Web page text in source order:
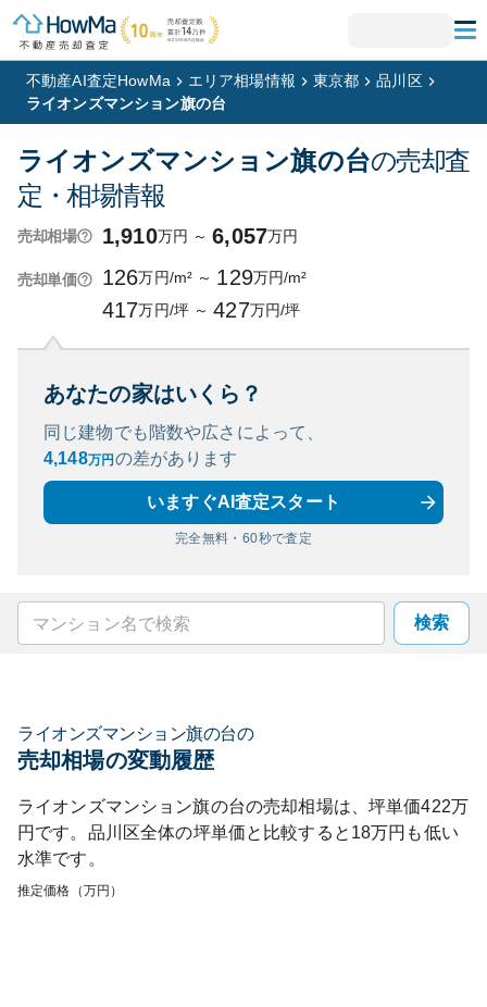
不動産AI査定HowMa エリア相場情報 東京都
品川区
ライオンズマンション旗の台
ライオンズマンション旗の台の売却査
定・相場情報
売却相場 1,910万円 ～ 6,057万円
売却単価 126万円/m² ～ 129万円/m²
417万円/坪 ～ 427万円/坪
あなたの家はいくら？
同じ建物でも階数や広さによって、
4,148万円 の差があります
いますぐAI査定スタート
完全無料・60秒で査定
検索
ライオンズマンション旗の台の
売却相場の変動履歴
ライオンズマンション旗の台の売却相場は、坪単価422万
円です。 品川区全体の坪単価と比較すると 18万円も低い
水準です。
推定価格（万円）